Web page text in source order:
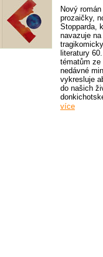
Nový
prozaičky,
Stopparda,
navazuje
literatury
tématům ze
nedávné
vykresluje
do našich
více